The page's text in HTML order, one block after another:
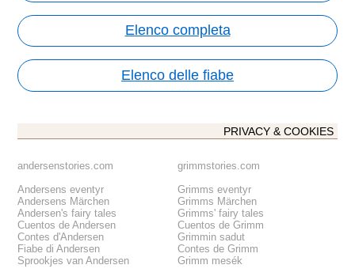
Elenco completa
Elenco delle fiabe
PRIVACY & COOKIES
andersenstories.com
Andersens eventyr
Andersens Märchen
Andersen's fairy tales
Cuentos de Andersen
Contes d'Andersen
Fiabe di Andersen
Sprookjes van Andersen
grimmstories.com
Grimms eventyr
Grimms Märchen
Grimms' fairy tales
Cuentos de Grimm
Grimmin sadut
Contes de Grimm
Grimm mesék